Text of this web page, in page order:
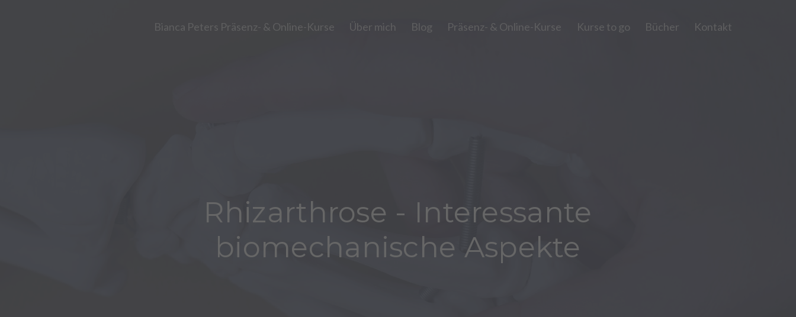
Bianca Peters Präsenz- & Online-Kurse Über mich Blog Präsenz- & Online-Kurse Kurse to go Bücher Kontakt
Rhizarthrose - Interessante
biomechanische Aspekte